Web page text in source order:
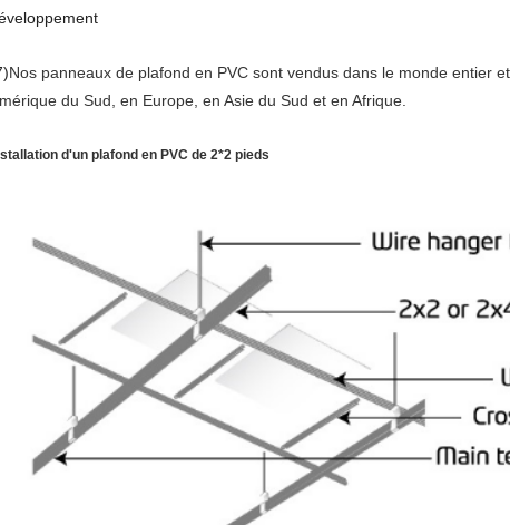
Nos panneaux de plafond en PVC sont vendus dans le monde entier
du Sud, en Europe, en Asie du Sud et en Afrique.
d'un plafond en PVC de 2*2 pieds